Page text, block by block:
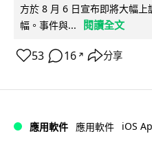
方於 8 月 6 日宣布即將大幅
幅。事件與...
閱讀全文
53 16 ↗ 分享
應用軟件 應用軟件 iOS